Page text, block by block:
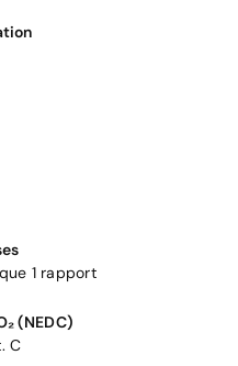
1 rapport
(NEDC)
C